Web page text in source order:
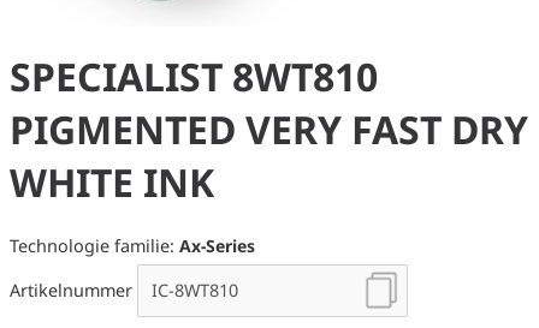
SPECIALIST 8WT810
PIGMENTED VERY FAST DRY
WHITE INK
Technologie familie: Ax-Series
Artikelnummer